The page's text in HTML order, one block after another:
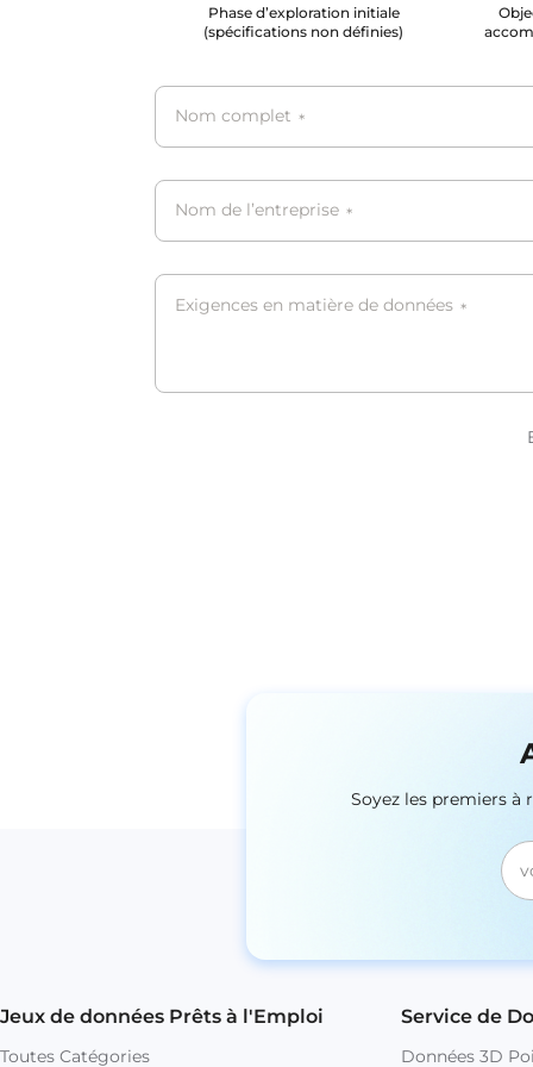
Phase d’exploration initiale
(spécifications non définies)
Nom complet *
Nom de l’entreprise *
Exigences en matière de données *
Soyez les premiers à
Jeux de données Prêts à l'Emploi
Toutes Catégories
Service de
Données 3D